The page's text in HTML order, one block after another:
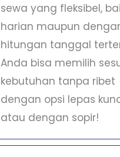
sewa yang fleksibel,
harian maupun
hitungan tanggal
Anda bisa memilih
kebutuhan tanpa ribet
dengan opsi lepas
atau dengan sopir!